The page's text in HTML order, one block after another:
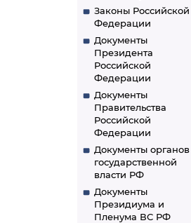
Законы Российской
Федерации
Документы
Президента
Российской
Федерации
Документы
Правительства
Российской
Федерации
Документы органов
государственной
власти РФ
Документы
Президиума и
Пленума ВС РФ